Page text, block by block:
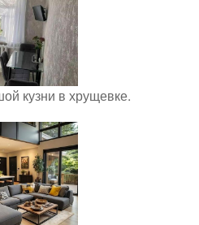
кузни в хрущевке.